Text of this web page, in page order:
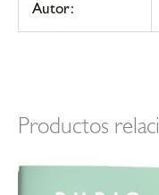
Autor:
Productos